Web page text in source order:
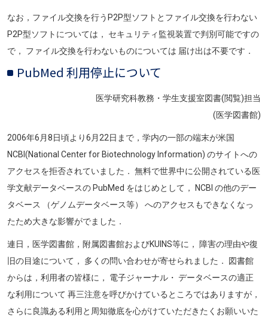
なお，ファイル交換を行うP2P型ソフトとファイル交換を行わない
P2P型ソフトについては， セキュリティ監視装置で判別可能ですの
で， ファイル交換を行わないものについては 届け出は不要です．
PubMed 利用停止について
医学研究科教務・学生支援室図書(閲覧)担当
(医学図書館)
2006年6月8日頃より6月22日まで，学内の一部の端末が米国
NCBI(National Center for Biotechnology Information) のサイトへの
アクセスを拒否されていました． 無料で世界中に公開されている医
学文献データベースの PubMed をはじめとして， NCBI の他のデー
タベース （ゲノムデータベース等） へのアクセスもできなくなっ
たため大きな影響がでました．
連日，医学図書館，附属図書館およびKUINS等に， 障害の理由や復
旧の目途について， 多くの問い合わせが寄せられました． 図書館
からは，利用者の皆様に， 電子ジャーナル・ データベースの適正
な利用について 再三注意を呼びかけているところではありますが，
さらに良識ある利用と周知徹底を心がけていただきたくお願いいた